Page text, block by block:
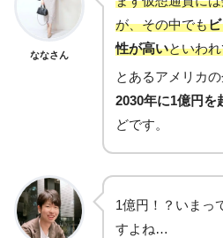
ななさん
が、その中でも
性が高いといわ
とあるアメリカ
2030年に1億円を
どです。
1億円！？いまっ
すよね…